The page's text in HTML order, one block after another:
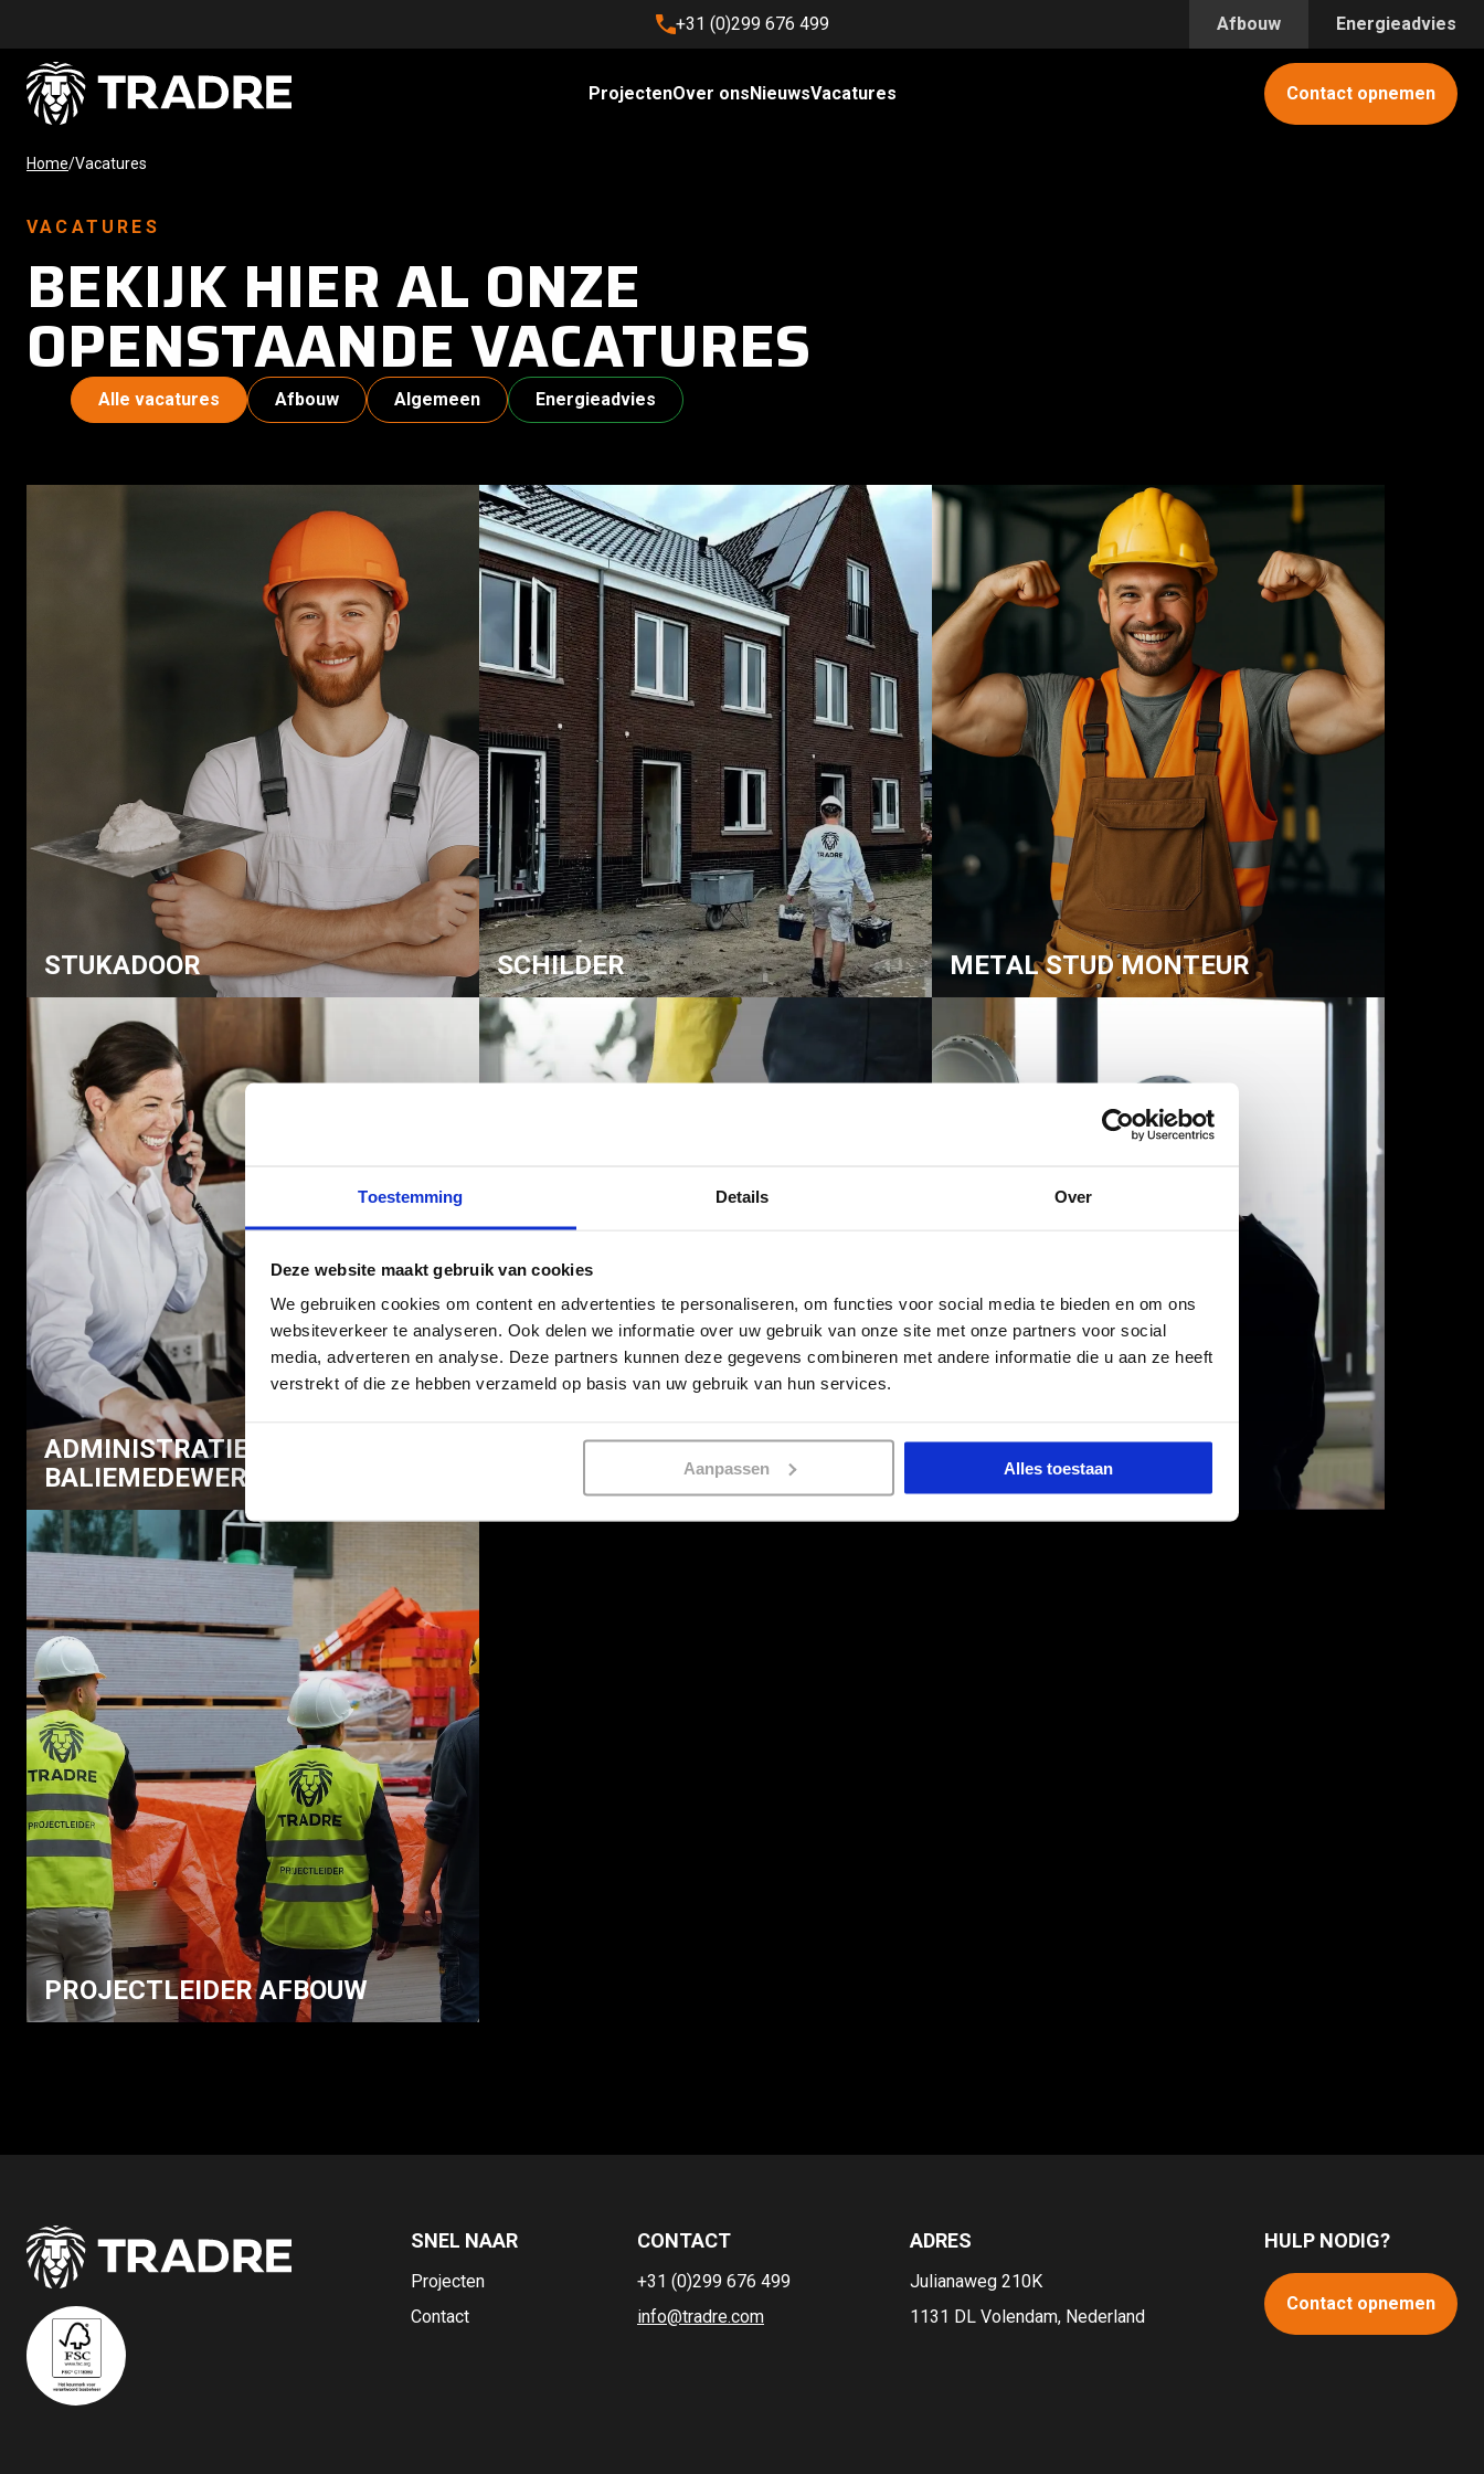
Toestemming Details Over
Deze website maakt gebruik van cookies
We gebruiken cookies om content en advertenties te personaliseren, om functies voor social media te bieden en om ons
websiteverkeer te analyseren. Ook delen we informatie over uw gebruik van onze site met onze partners voor social
media, adverteren en analyse. Deze partners kunnen deze gegevens combineren met andere informatie die u aan ze heeft
verstrekt of die ze hebben verzameld op basis van uw gebruik van hun services.
Aanpassen Alles toestaan
+31 (0)299 676 499 Afbouw Energieadvies
Skip
ProjectenOver onsNieuwsVacatures Contact opnemen
Home/Vacatures
VACATURES
BEKIJK HIER AL ONZE
OPENSTAANDE VACATURES
Alle vacatures Afbouw Algemeen Energieadvies
STUKADOOR SCHILDER METAL STUD MONTEUR
ADMINISTRATIEF
BALIEMEDEWERKER
INTERIEURVERZORGSTER
WERKVOORBEREIDER
AFBOUW
PROJECTLEIDER AFBOUW
SNEL NAAR
Projecten
Contact
CONTACT
+31 (0)299 676 499
info@tradre.com
ADRES
Julianaweg 210K
1131 DL Volendam, Nederland
HULP NODIG?
Contact opnemen